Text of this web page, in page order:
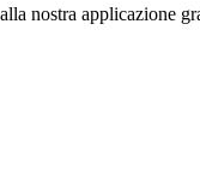
applicazione